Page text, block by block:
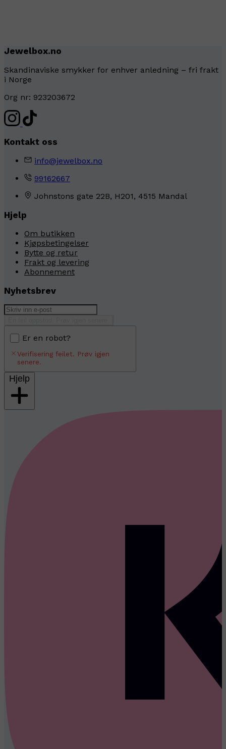
Jewelbox.no
Skandinaviske smykker for enhver anledning – fri frakt
i Norge
Org nr: 923203672
Kontakt oss
info@jewelbox.no
99162667
Johnstons gate 22B, H201, 4515 Mandal
Hjelp
Om butikken
Kjøpsbetingelser
Bytte og retur
Frakt og levering
Abonnement
Nyhetsbrev
Er en robot?
Verifisering feilet. Prøv igjen
senere.
Hjelp